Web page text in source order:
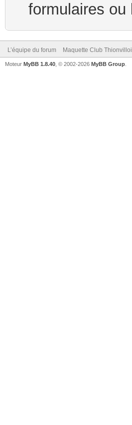
formulaires ou
L’équipe du forum Maquette Club
Moteur MyBB 1.8.40 , © 2002-2026 MyBB Group